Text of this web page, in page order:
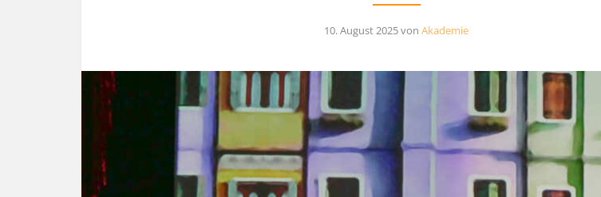
10. August 2025von Akademie